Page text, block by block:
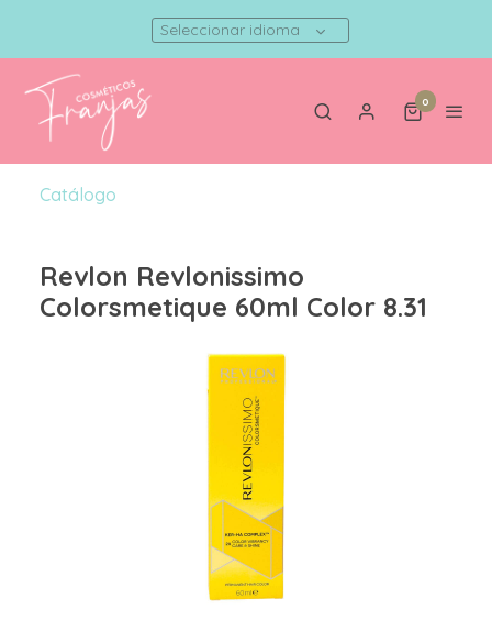
Seleccionar idioma
0
Catálogo
Revlon Revlonissimo
Colorsmetique 60ml Color 8.31